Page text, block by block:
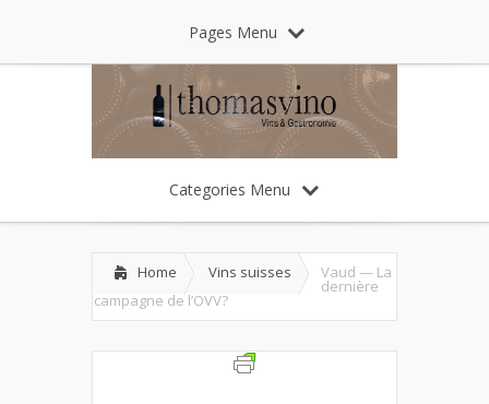
Pages Menu
Categories Menu
Home Vins suisses Vaud — La
dernière
campagne de l’OVV?